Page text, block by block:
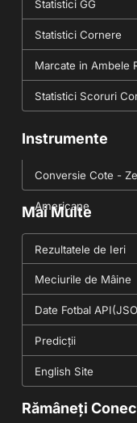
Statistici GG
Statistici Cornere
Marcate in Ambele
Statistici Scoruri
Instrumente
Conversie Cote -
Americane
Mai Multe
Rezultatele de Ieri
Meciurile de Mâine
Date Fotbal
Predicții
English Site
Rămâneți